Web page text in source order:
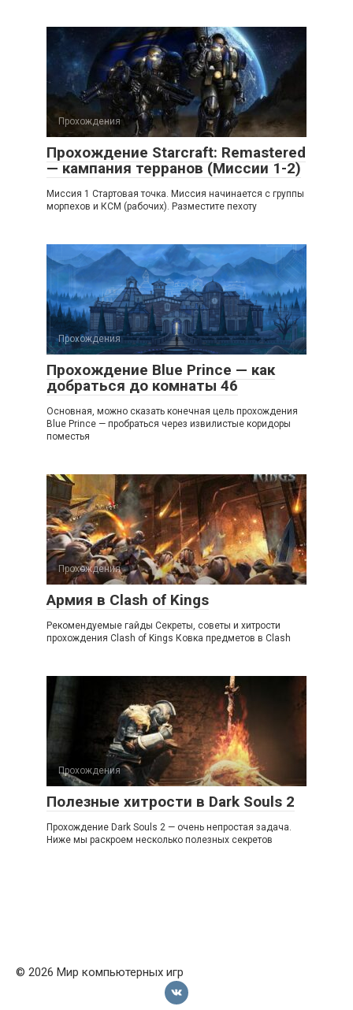
Прохождения
Прохождение Starcraft: Remastered
— кампания терранов (Миссии 1-2)
Миссия 1 Стартовая точка. Миссия начинается с группы
морпехов и КСМ (рабочих). Разместите пехоту
Прохождения
Прохождение Blue Prince — как
добраться до комнаты 46
Основная, можно сказать конечная цель прохождения
Blue Prince — пробраться через извилистые коридоры
поместья
Прохождения
Армия в Clash of Kings
Рекомендуемые гайды Секреты, советы и хитрости
прохождения Clash of Kings Ковка предметов в Clash
Прохождения
Полезные хитрости в Dark Souls 2
Прохождение Dark Souls 2 — очень непростая задача.
Ниже мы раскроем несколько полезных секретов
© 2026 Мир компьютерных игр